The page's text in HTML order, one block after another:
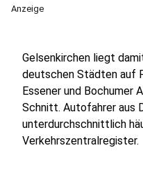
Anzeige
Gelsenkirchen liegt
deutschen Städten auf
Essener und Bochumer
Schnitt. Autofahrer aus
unterdurchschnittlich
Verkehrszentralregister.